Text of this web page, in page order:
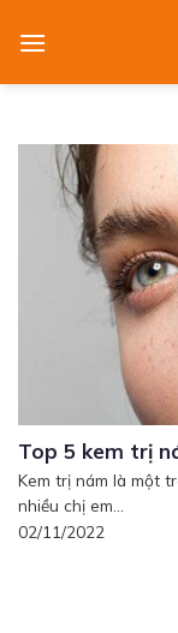
Top 5 kem trị
Kem trị nám là một
nhiều chị em...
02/11/2022